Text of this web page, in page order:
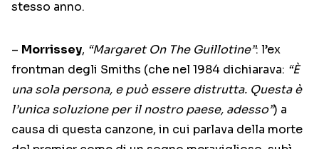
stesso anno.
– Morrissey, “Margaret On The Guillotine”: l’ex
frontman degli Smiths (che nel 1984 dichiarava: “È
una sola persona, e può essere distrutta. Questa è
l’unica soluzione per il nostro paese, adesso”) a
causa di questa canzone, in cui parlava della morte